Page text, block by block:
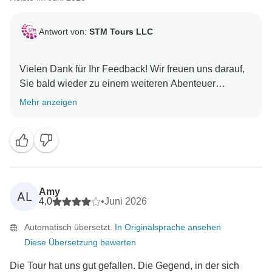
Antwort von: STM Tours LLC
Vielen Dank für Ihr Feedback! Wir freuen uns darauf,
Sie bald wieder zu einem weiteren Abenteuer
Mehr anzeigen
AL
Amy
4,0
•Juni 2026
Automatisch übersetzt. In Originalsprache ansehen
Diese Übersetzung bewerten
Die Tour hat uns gut gefallen. Die Gegend, in der sich